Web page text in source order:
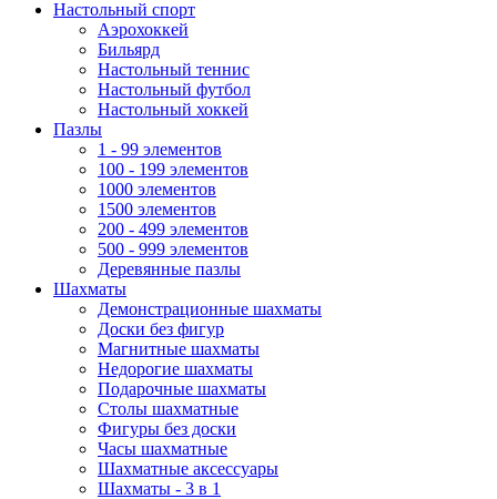
Настольный спорт
Аэрохоккей
Бильярд
Настольный теннис
Настольный футбол
Настольный хоккей
Пазлы
1 - 99 элементов
100 - 199 элементов
1000 элементов
1500 элементов
200 - 499 элементов
500 - 999 элементов
Деревянные пазлы
Шахматы
Демонстрационные шахматы
Доски без фигур
Магнитные шахматы
Недорогие шахматы
Подарочные шахматы
Столы шахматные
Фигуры без доски
Часы шахматные
Шахматные аксессуары
Шахматы - 3 в 1